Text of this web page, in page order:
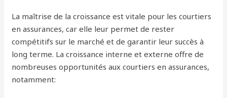
La maîtrise de la croissance est vitale pour les courtiers
en assurances, car elle leur permet de rester
compétitifs sur le marché et de garantir leur succès à
long terme. La croissance interne et externe offre de
nombreuses opportunités aux courtiers en assurances,
notamment: